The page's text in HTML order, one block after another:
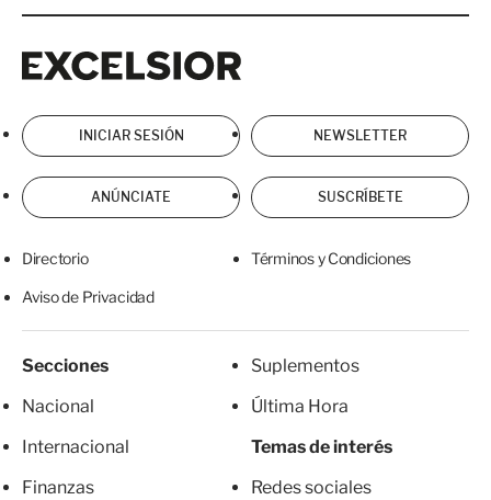
INICIAR SESIÓN NEWSLETTER
ANÚNCIATE SUSCRÍBETE
Directorio Términos y Condiciones
Aviso de Privacidad
Secciones
Nacional
Internacional
Finanzas
Suplementos
Última Hora
Temas de interés
Redes sociales